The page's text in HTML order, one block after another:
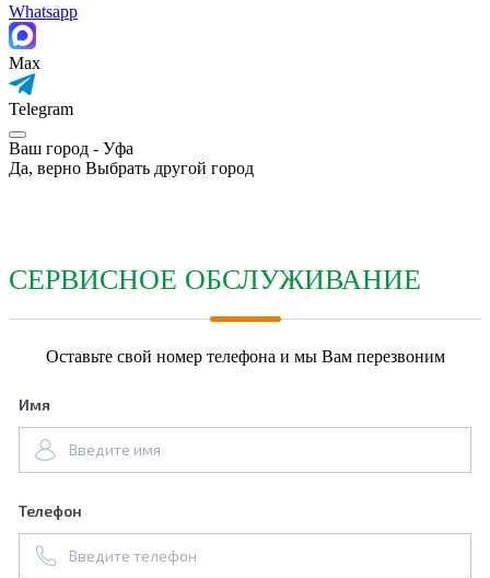
Whatsapp
Max
Telegram
Ваш город - Уфа
Да, верно Выбрать другой город
СЕРВИСНОЕ ОБСЛУЖИВАНИЕ
Оставьте свой номер телефона и мы Вам перезвоним
Имя
Телефон